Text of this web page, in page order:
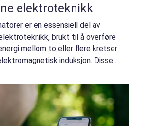
elektroteknikk
er en essensiell del av
brukt til å overføre
mellom to eller flere kretser
induksjon. Disse